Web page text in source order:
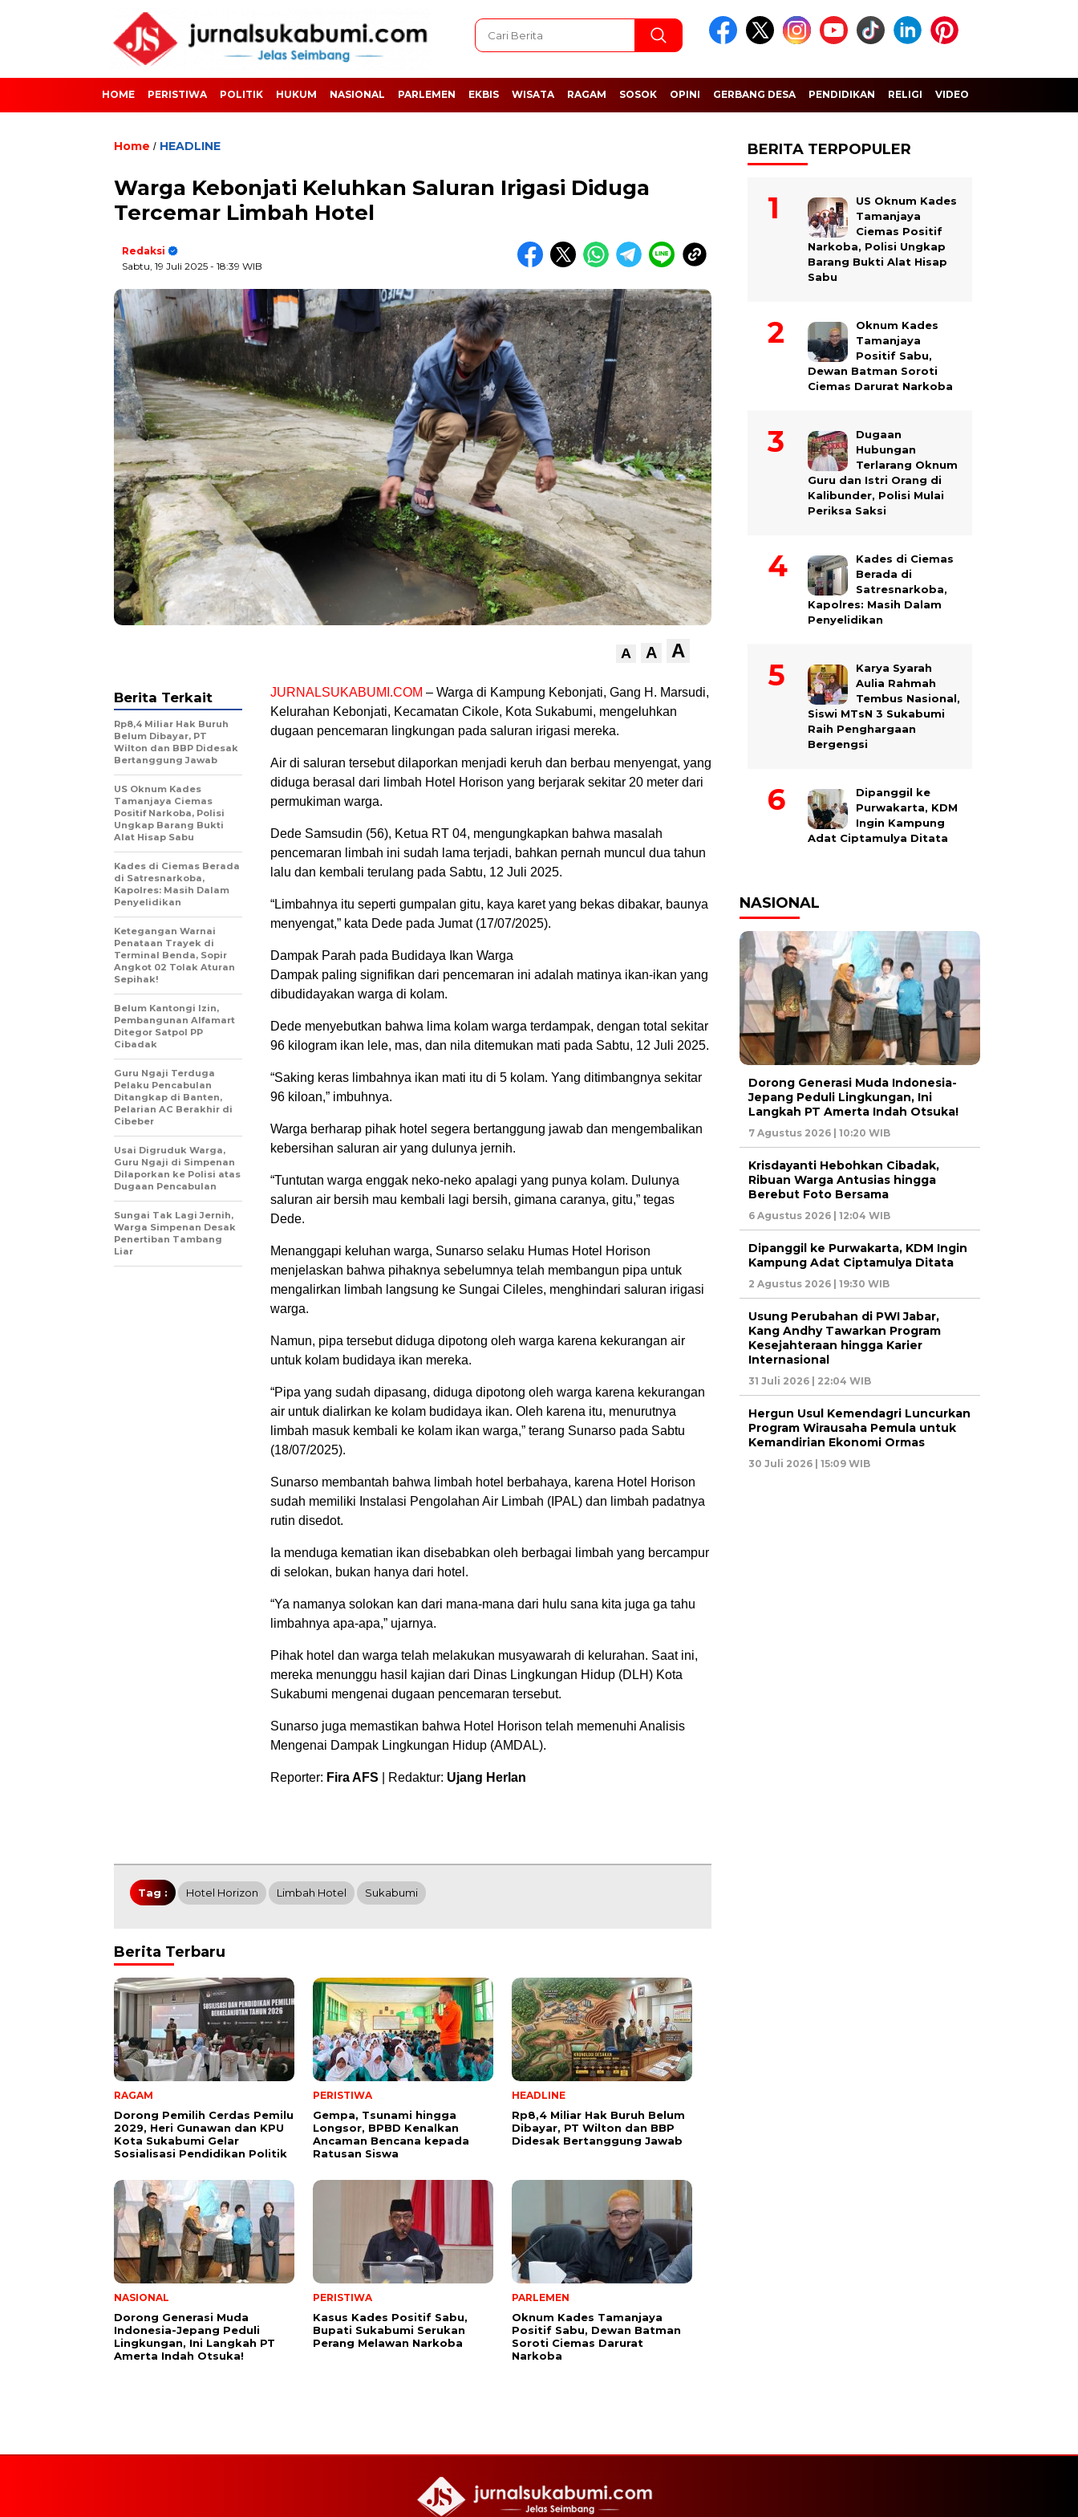
HOME PERISTIWA POLITIK HUKUM NASIONAL PARLEMEN EKBIS WISATA RAGAM SOSOK OPINI GERBANG DESA PENDIDIKAN RELIGI VIDEO
Home / HEADLINE
Warga Kebonjati Keluhkan Saluran Irigasi Diduga
Tercemar Limbah Hotel
Redaksi
Sabtu, 19 Juli 2025 - 18:39 WIB
A A A
JURNALSUKABUMI.COM – Warga di Kampung Kebonjati, Gang H. Marsudi,
Kelurahan Kebonjati, Kecamatan Cikole, Kota Sukabumi, mengeluhkan
dugaan pencemaran lingkungan pada saluran irigasi mereka.
Air di saluran tersebut dilaporkan menjadi keruh dan berbau menyengat, yang
diduga berasal dari limbah Hotel Horison yang berjarak sekitar 20 meter dari
permukiman warga.
Dede Samsudin (56), Ketua RT 04, mengungkapkan bahwa masalah
pencemaran limbah ini sudah lama terjadi, bahkan pernah muncul dua tahun
lalu dan kembali terulang pada Sabtu, 12 Juli 2025.
“Limbahnya itu seperti gumpalan gitu, kaya karet yang bekas dibakar, baunya
menyengat,” kata Dede pada Jumat (17/07/2025).
Dampak Parah pada Budidaya Ikan Warga
Dampak paling signifikan dari pencemaran ini adalah matinya ikan-ikan yang
dibudidayakan warga di kolam.
Dede menyebutkan bahwa lima kolam warga terdampak, dengan total sekitar
96 kilogram ikan lele, mas, dan nila ditemukan mati pada Sabtu, 12 Juli 2025.
“Saking keras limbahnya ikan mati itu di 5 kolam. Yang ditimbangnya sekitar
96 kiloan,” imbuhnya.
Warga berharap pihak hotel segera bertanggung jawab dan mengembalikan
kebersihan saluran air yang dulunya jernih.
“Tuntutan warga enggak neko-neko apalagi yang punya kolam. Dulunya
saluran air bersih mau kembali lagi bersih, gimana caranya, gitu,” tegas
Dede.
Menanggapi keluhan warga, Sunarso selaku Humas Hotel Horison
menjelaskan bahwa pihaknya sebelumnya telah membangun pipa untuk
mengalirkan limbah langsung ke Sungai Cileles, menghindari saluran irigasi
warga.
Namun, pipa tersebut diduga dipotong oleh warga karena kekurangan air
untuk kolam budidaya ikan mereka.
“Pipa yang sudah dipasang, diduga dipotong oleh warga karena kekurangan
air untuk dialirkan ke kolam budidaya ikan. Oleh karena itu, menurutnya
limbah masuk kembali ke kolam ikan warga,” terang Sunarso pada Sabtu
(18/07/2025).
Sunarso membantah bahwa limbah hotel berbahaya, karena Hotel Horison
sudah memiliki Instalasi Pengolahan Air Limbah (IPAL) dan limbah padatnya
rutin disedot.
Ia menduga kematian ikan disebabkan oleh berbagai limbah yang bercampur
di selokan, bukan hanya dari hotel.
“Ya namanya solokan kan dari mana-mana dari hulu sana kita juga ga tahu
limbahnya apa-apa,” ujarnya.
Pihak hotel dan warga telah melakukan musyawarah di kelurahan. Saat ini,
mereka menunggu hasil kajian dari Dinas Lingkungan Hidup (DLH) Kota
Sukabumi mengenai dugaan pencemaran tersebut.
Sunarso juga memastikan bahwa Hotel Horison telah memenuhi Analisis
Mengenai Dampak Lingkungan Hidup (AMDAL).
Reporter: Fira AFS | Redaktur: Ujang Herlan
Berita Terkait
Rp8,4 Miliar Hak Buruh
Belum Dibayar, PT
Wilton dan BBP Didesak
Bertanggung Jawab
US Oknum Kades
Tamanjaya Ciemas
Positif Narkoba, Polisi
Ungkap Barang Bukti
Alat Hisap Sabu
Kades di Ciemas Berada
di Satresnarkoba,
Kapolres: Masih Dalam
Penyelidikan
Ketegangan Warnai
Penataan Trayek di
Terminal Benda, Sopir
Angkot 02 Tolak Aturan
Sepihak!
Belum Kantongi Izin,
Pembangunan Alfamart
Ditegor Satpol PP
Cibadak
Guru Ngaji Terduga
Pelaku Pencabulan
Ditangkap di Banten,
Pelarian AC Berakhir di
Cibeber
Usai Digruduk Warga,
Guru Ngaji di Simpenan
Dilaporkan ke Polisi atas
Dugaan Pencabulan
Sungai Tak Lagi Jernih,
Warga Simpenan Desak
Penertiban Tambang
Liar
Tag : Hotel Horizon Limbah Hotel Sukabumi
Berita Terbaru
RAGAM
Dorong Pemilih Cerdas Pemilu
2029, Heri Gunawan dan KPU
Kota Sukabumi Gelar
Sosialisasi Pendidikan Politik
PERISTIWA
Gempa, Tsunami hingga
Longsor, BPBD Kenalkan
Ancaman Bencana kepada
Ratusan Siswa
HEADLINE
Rp8,4 Miliar Hak Buruh Belum
Dibayar, PT Wilton dan BBP
Didesak Bertanggung Jawab
NASIONAL
Dorong Generasi Muda
Indonesia-Jepang Peduli
Lingkungan, Ini Langkah PT
Amerta Indah Otsuka!
PERISTIWA
Kasus Kades Positif Sabu,
Bupati Sukabumi Serukan
Perang Melawan Narkoba
PARLEMEN
Oknum Kades Tamanjaya
Positif Sabu, Dewan Batman
Soroti Ciemas Darurat
Narkoba
BERITA TERPOPULER
US Oknum Kades
Tamanjaya
Ciemas Positif
Narkoba, Polisi Ungkap
Barang Bukti Alat Hisap
Sabu
Oknum Kades
Tamanjaya
Positif Sabu,
Dewan Batman Soroti
Ciemas Darurat Narkoba
Dugaan
Hubungan
Terlarang Oknum
Guru dan Istri Orang di
Kalibunder, Polisi Mulai
Periksa Saksi
Kades di Ciemas
Berada di
Satresnarkoba,
Kapolres: Masih Dalam
Penyelidikan
Karya Syarah
Aulia Rahmah
Tembus Nasional,
Siswi MTsN 3 Sukabumi
Raih Penghargaan
Bergengsi
Dipanggil ke
Purwakarta, KDM
Ingin Kampung
Adat Ciptamulya Ditata
NASIONAL
Dorong Generasi Muda Indonesia-
Jepang Peduli Lingkungan, Ini
Langkah PT Amerta Indah Otsuka!
7 Agustus 2026 | 10:20 WIB
Krisdayanti Hebohkan Cibadak,
Ribuan Warga Antusias hingga
Berebut Foto Bersama
6 Agustus 2026 | 12:04 WIB
Dipanggil ke Purwakarta, KDM Ingin
Kampung Adat Ciptamulya Ditata
2 Agustus 2026 | 19:30 WIB
Usung Perubahan di PWI Jabar,
Kang Andhy Tawarkan Program
Kesejahteraan hingga Karier
Internasional
31 Juli 2026 | 22:04 WIB
Hergun Usul Kemendagri Luncurkan
Program Wirausaha Pemula untuk
Kemandirian Ekonomi Ormas
30 Juli 2026 | 15:09 WIB